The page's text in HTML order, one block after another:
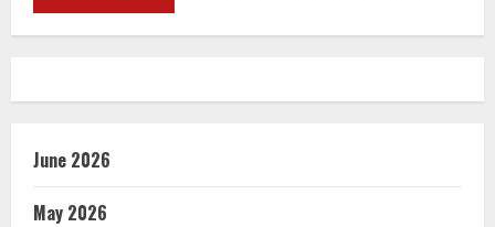
June 2026
May 2026